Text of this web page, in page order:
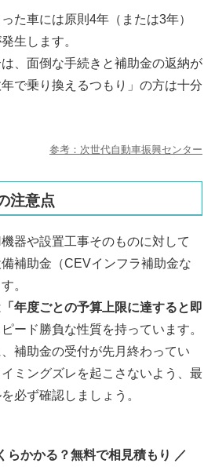
た車には原則4年（または3年）
生します。
、面倒な手続きと補助金の返納が
で乗り換えるつもり」の方は十分
参考：次世代自動車振興センター
注意点
器や設置工事そのものに対して
補助金（CEVインフラ補助金な
。
「年度ごとの予算上限に達すると即
ード勝負な性質を持っています。
、補助金の受付が先月終わってい
ミングズレを起こさないよう、最
必ず確認しましょう。
らかかる？無料で相見積もり ／